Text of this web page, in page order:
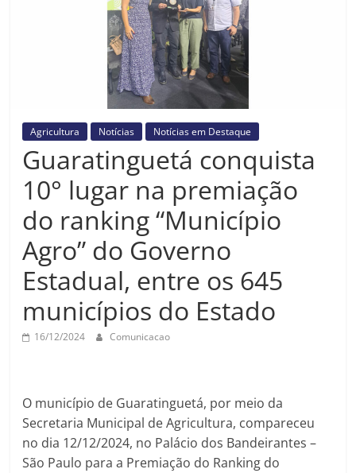
Agricultura Notícias Notícias em Destaque
Guaratinguetá conquista
10° lugar na premiação
do ranking “Município
Agro” do Governo
Estadual, entre os 645
municípios do Estado
16/12/2024 Comunicacao
O município de Guaratinguetá, por meio da
Secretaria Municipal de Agricultura, compareceu
no dia 12/12/2024, no Palácio dos Bandeirantes –
São Paulo para a Premiação do Ranking do